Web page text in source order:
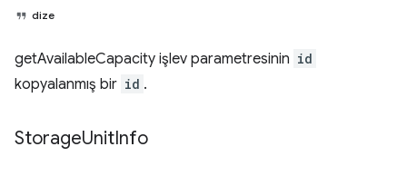
dize
getAvailableCapacity işlev parametresinin id
kopyalanmış bir id .
StorageUnitInfo